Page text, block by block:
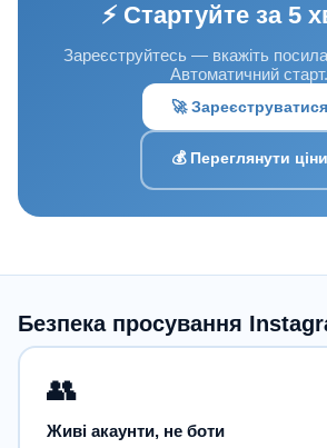
⚡ Стартуйте за 5
Зареєструйтесь — вкажіть
Автоматичний старт.
🚀 Зареєструватися
💰 Переглянути ціни
Безпека просування
👥
Живі акаунти, не боти